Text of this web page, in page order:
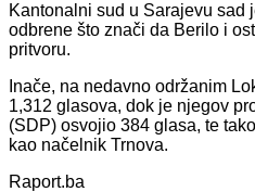
Kantonalni sud u Sarajevu sad
odbrene što znači da Berilo i
pritvoru.
Inače, na nedavno održanim
1,312 glasova, dok je njegov
(SDP) osvojio 384 glasa, te
kao načelnik Trnova.
Raport.ba